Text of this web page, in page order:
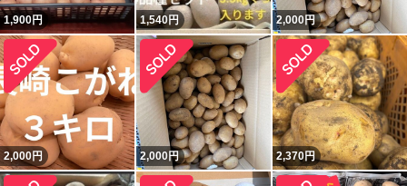
1,900円 1,540円 2,000円
2,000円 2,000円 2,370円